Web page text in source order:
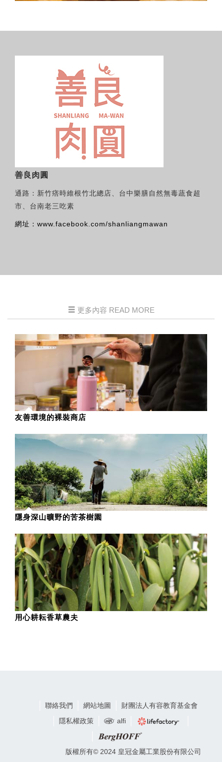
善良肉圓
通路：新竹痞時維根竹北總店、台中樂膳自然無毒蔬食超
市、台南老三吃素
網址：www.facebook.com/shanliangmawan
更多內容 READ MORE
友善環境的裸裝商店
隱身深山曠野的苦茶樹園
用心耕耘香草農夫
聯絡我們 網站地圖
財團法人有容教育基金會
隱私權政策
alfi
版權所有© 2024 皇冠金屬工業股份有限公司